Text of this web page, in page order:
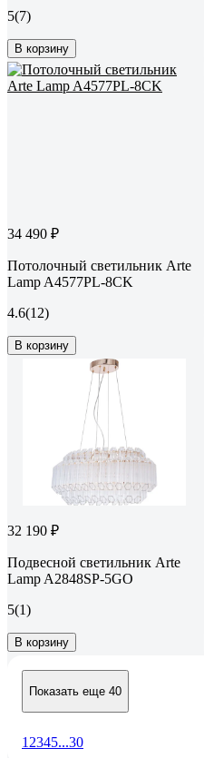
5(7)
В корзину
34 490 ₽
Потолочный светильник Arte
Lamp A4577PL-8CK
4.6(12)
В корзину
32 190 ₽
Подвесной светильник Arte
Lamp A2848SP-5GO
5(1)
В корзину
Показать еще 40
1 2345...30